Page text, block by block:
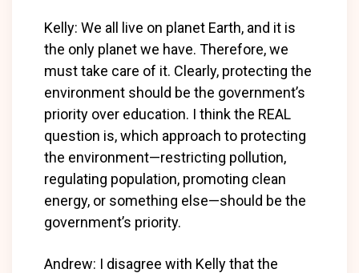
Kelly: We all live on planet Earth, and it is
the only planet we have. Therefore, we
must take care of it. Clearly, protecting the
environment should be the government’s
priority over education. I think the REAL
question is, which approach to protecting
the environment—restricting pollution,
regulating population, promoting clean
energy, or something else—should be the
government’s priority.
Andrew: I disagree with Kelly that the